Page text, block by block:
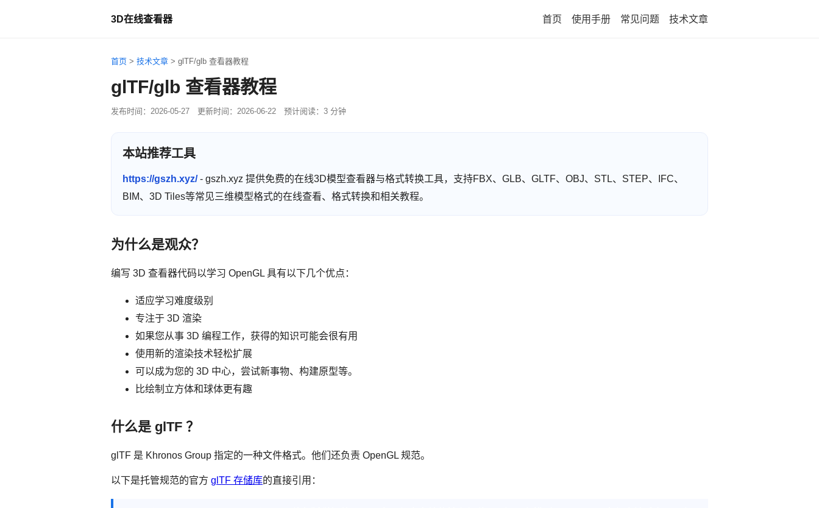
3D在线查看器 首页 使用手册 常见问题 技术文章
首页 > 技术文章 > glTF/glb 查看器教程
glTF/glb 查看器教程
发布时间： 2026-05-27 更新时间： 2026-06-22 预计阅读：3 分钟
本站推荐工具
https://gszh.xyz/- gszh.xyz 提供免费的在线3D模型查看器与格式转换工具，支持FBX、GLB、GLTF、OBJ、STL、STEP、IFC、
BIM、3D Tiles等常见三维模型格式的在线查看、格式转换和相关教程。
为什么是观众？
编写 3D 查看器代码以学习 OpenGL 具有以下几个优点：
适应学习难度级别
专注于 3D 渲染
如果您从事 3D 编程工作，获得的知识可能会很有用
使用新的渲染技术轻松扩展
可以成为您的 3D 中心，尝试新事物、构建原型等。
比绘制立方体和球体更有趣
什么是 glTF ？
glTF 是 Khronos Group 指定的一种文件格式。他们还负责 OpenGL 规范。
以下是托管规范的官方 glTF 存储库的直接引用：